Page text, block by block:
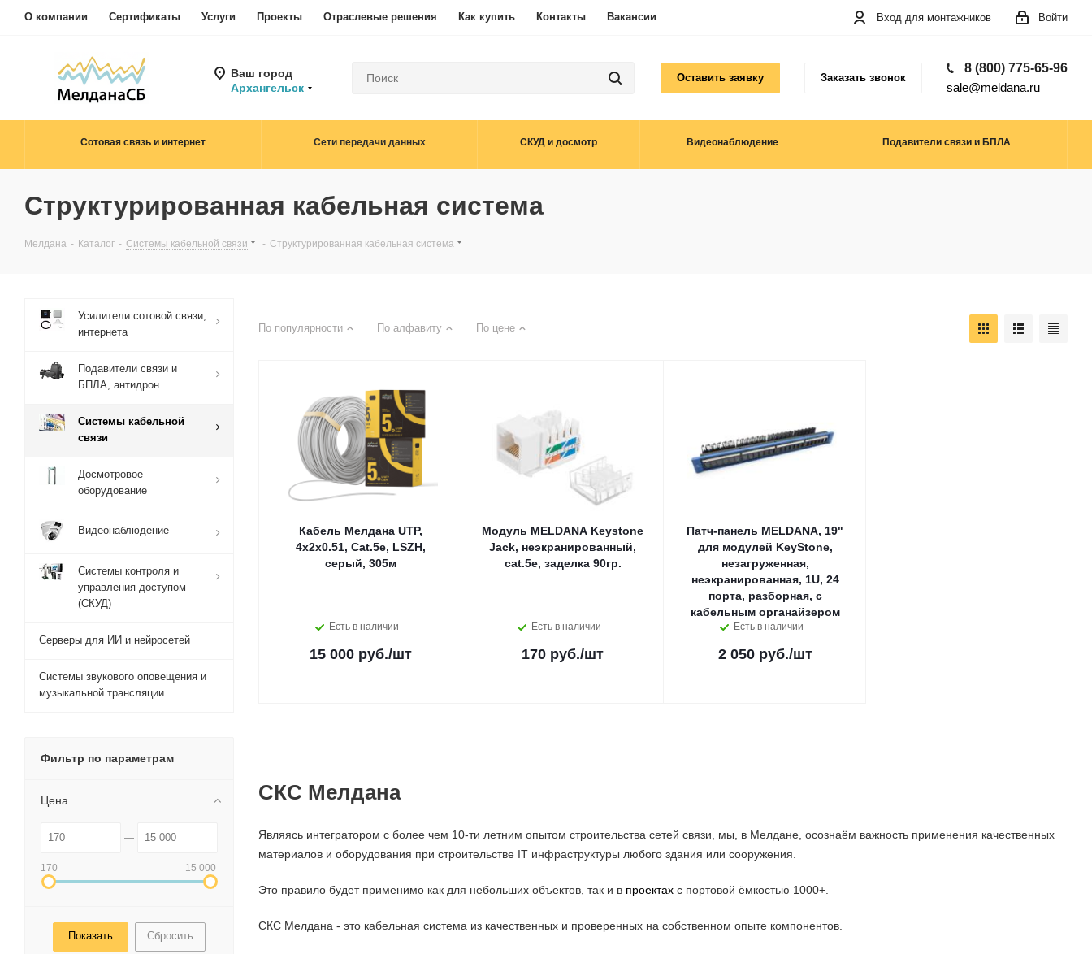
О компании Сертификаты Услуги Проекты Отраслевые решения Как купить Контакты Вакансии Войти
Вход для монтажников
Ваш город
Архангельск
Оставить заявку Заказать звонок
8 (800) 775-65-96
sale@meldana.ru
Сотовая связь и интернет Сети передачи данных СКУД и досмотр Видеонаблюдение Подавители связи и БПЛА
Структурированная кабельная система
Мелдана - Каталог - Системы кабельной связи - Структурированная кабельная система
По популярности По алфавиту По цене
Кабель Мелдана UTP,
4х2х0.51, Cat.5e, LSZH,
серый, 305м
Есть в наличии
15 000 руб./шт
Модуль MELDANA Keystone
Jack, неэкранированный,
cat.5e, заделка 90гр.
Есть в наличии
170 руб./шт
Патч-панель MELDANA, 19"
для модулей KeyStone,
незагруженная,
неэкранированная, 1U, 24
порта, разборная, c
кабельным органайзером
Есть в наличии
2 050 руб./шт
СКС Мелдана
Являясь интегратором с более чем 10-ти летним опытом строительства сетей связи, мы, в Мелдане, осознаём важность применения качественных
материалов и оборудования при строительстве IT инфраструктуры любого здания или сооружения.
Это правило будет применимо как для небольших объектов, так и в проектах с портовой ёмкостью 1000+.
СКС Мелдана - это кабельная система из качественных и проверенных на собственном опыте компонентов.
Усилители сотовой связи,
интернета
Подавители связи и
БПЛА, антидрон
Системы кабельной
связи
Досмотровое
оборудование
Видеонаблюдение
Системы контроля и
управления доступом
(СКУД)
Серверы для ИИ и нейросетей
Системы звукового оповещения и
музыкальной трансляции
Фильтр по параметрам
Цена
170 15 000
Сбросить